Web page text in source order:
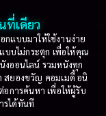
2000
1998
1996
1994
1992
ที่เดียว
กแบบมาให้ใช้งานง่าย
บบไม่กระตุก เพื่อให้คุณ
งออนไลน์ รวมหนังทุก
สยองขวัญ คอมเมดี้ อนิ
การค้นหา เพื่อให้ผู้รับ
รได้ทันที